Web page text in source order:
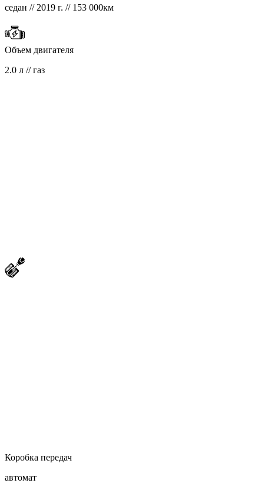
седан // 2019 г. // 153 000км
Объем двигателя
2.0 л // газ
Коробка передач
автомат